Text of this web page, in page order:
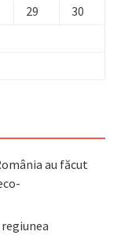
29
30
au făcut